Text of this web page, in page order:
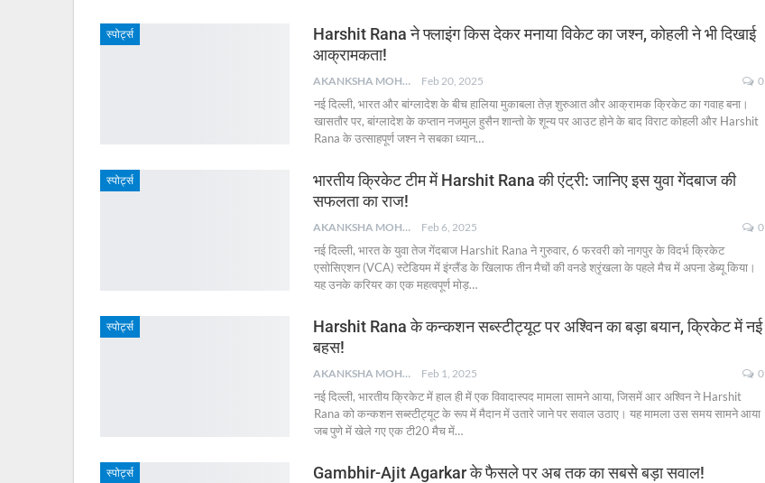
स्पोर्ट्स
Harshit Rana ने फ्लाइंग किस देकर मनाया विकेट का जश्न, कोहली ने भी दिखाई
आक्रामकता!
AKANKSHA MOHAN Feb 20, 2025 0
नई दिल्ली, भारत और बांग्लादेश के बीच हालिया मुकाबला तेज़ शुरुआत और आक्रामक क्रिकेट का गवाह बना।
खासतौर पर, बांग्लादेश के कप्तान नजमुल हुसैन शान्तो के शून्य पर आउट होने के बाद विराट कोहली और Harshit
Rana के उत्साहपूर्ण जश्न ने सबका ध्यान…
स्पोर्ट्स
भारतीय क्रिकेट टीम में Harshit Rana की एंट्री: जानिए इस युवा गेंदबाज की
सफलता का राज!
AKANKSHA MOHAN Feb 6, 2025 0
नई दिल्ली, भारत के युवा तेज गेंदबाज Harshit Rana ने गुरुवार, 6 फरवरी को नागपुर के विदर्भ क्रिकेट
एसोसिएशन (VCA) स्टेडियम में इंग्लैंड के खिलाफ तीन मैचों की वनडे श्रृंखला के पहले मैच में अपना डेब्यू किया।
यह उनके करियर का एक महत्वपूर्ण मोड़…
स्पोर्ट्स
Harshit Rana के कन्कशन सब्स्टीट्यूट पर अश्विन का बड़ा बयान, क्रिकेट में नई
बहस!
AKANKSHA MOHAN Feb 1, 2025 0
नई दिल्ली, भारतीय क्रिकेट में हाल ही में एक विवादास्पद मामला सामने आया, जिसमें आर अश्विन ने Harshit
Rana को कन्कशन सब्स्टीट्यूट के रूप में मैदान में उतारे जाने पर सवाल उठाए। यह मामला उस समय सामने आया
जब पुणे में खेले गए एक टी20 मैच में…
स्पोर्ट्स Gambhir-Ajit Agarkar के फैसले पर अब तक का सबसे बड़ा सवाल!